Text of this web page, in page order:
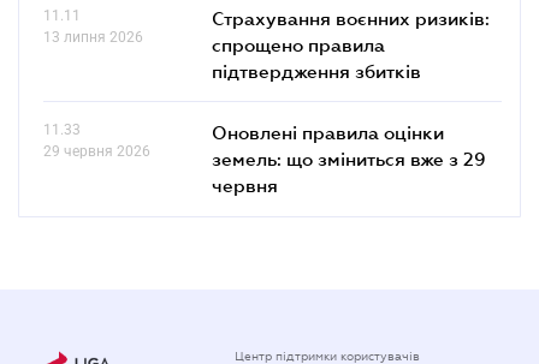
11.11
13 липня 2026
Страхування воєнних ризиків:
спрощено правила
підтвердження збитків
11.33
29 червня 2026
Оновлені правила оцінки
земель: що зміниться вже з 29
червня
Центр підтримки користувачів